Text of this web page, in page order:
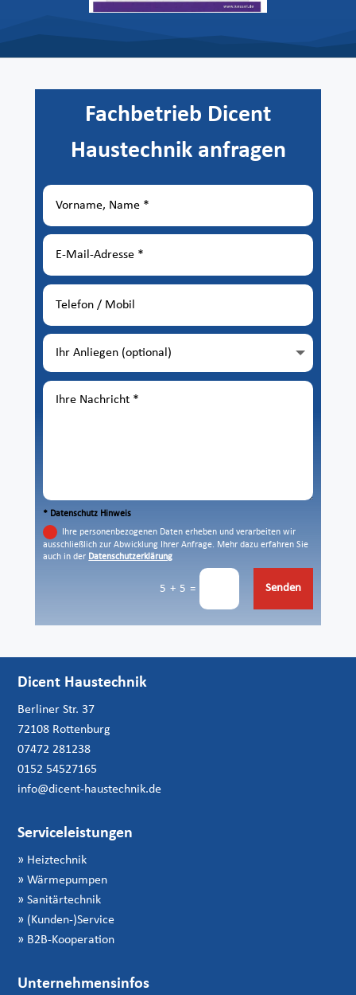
Fachbetrieb Dicent
Haustechnik anfragen
* Datenschutz Hinweis
Ihre personenbezogenen Daten erheben und verarbeiten wir
ausschließlich zur Abwicklung Ihrer Anfrage. Mehr dazu erfahren Sie
auch in der Datenschutzerklärung
5 + 5 = Senden
Dicent Haustechnik
Berliner Str. 37
72108 Rottenburg
07472 281238
0152 54527165
info@dicent-haustechnik.de
Serviceleistungen
» Heiztechnik
»Wärmepumpen
»Sanitärtechnik
» (Kunden-)Service
» B2B-Kooperation
Unternehmensinfos